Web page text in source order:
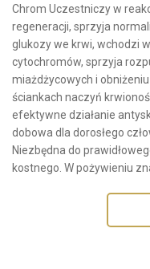
Chrom Uczestniczy w
regeneracji, sprzyja
glukozy we krwi, wchodzi
cytochromów, sprzyja
miażdżycowych i
ściankach naczyń
efektywne działanie
dobowa dla dorosłego
Niezbędna do
kostnego. W pożywieniu